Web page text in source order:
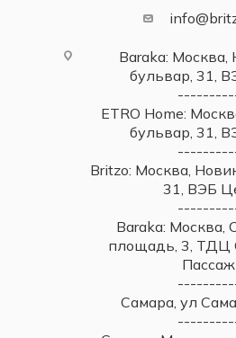
Baraka: Москва,
бульвар, 31,
ETRO Home:
бульвар, 31,
Britzo: Москва,
31, ВЭБ
Baraka: Москва,
площадь, 3, ТДЦ
Самара, ул